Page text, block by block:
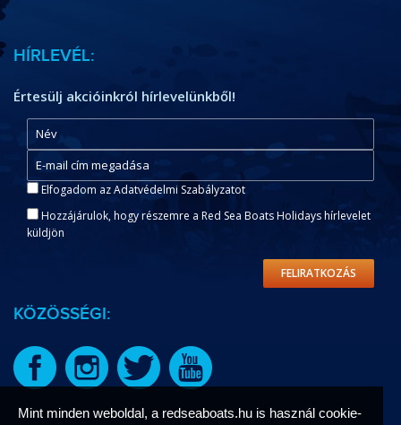
HÍRLEVÉL:
Értesülj akcióinkról hírlevelünkből!
Elfogadom az Adatvédelmi Szabályzatot
Hozzájárulok, hogy részemre a Red Sea Boats Holidays hírlevelet
küldjön
FELIRATKOZÁS
KÖZÖSSÉGI:
Mint minden weboldal, a redseaboats.hu is használ cookie-